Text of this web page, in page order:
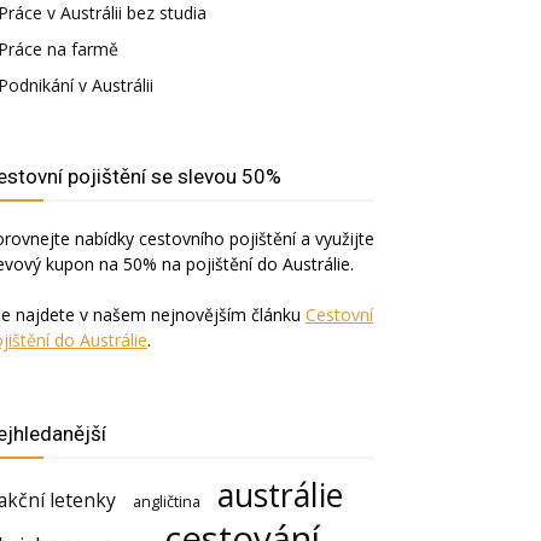
Práce v Austrálii bez studia
Práce na farmě
Podnikání v Austrálii
pojištění se slevou 50%
nabídky cestovního pojištění a využijte
kupon na 50% na pojištění do Austrálie.
najdete v našem nejnovějším článku Cestovní
do Austrálie.
letenky angličtina austrálie